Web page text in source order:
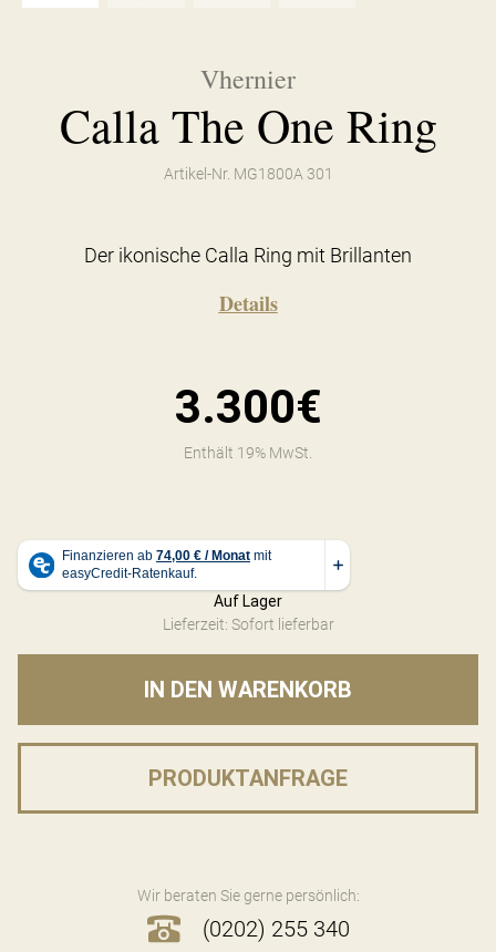
Vhernier
Calla The One Ring
Artikel-Nr. MG1800A 301
Der ikonische Calla Ring mit Brillanten
Details
3.300€
Enthält 19% MwSt.
Auf Lager
Lieferzeit: Sofort lieferbar
IN DEN WARENKORB
PRODUKTANFRAGE
Wir beraten Sie gerne persönlich:
(0202) 255 340